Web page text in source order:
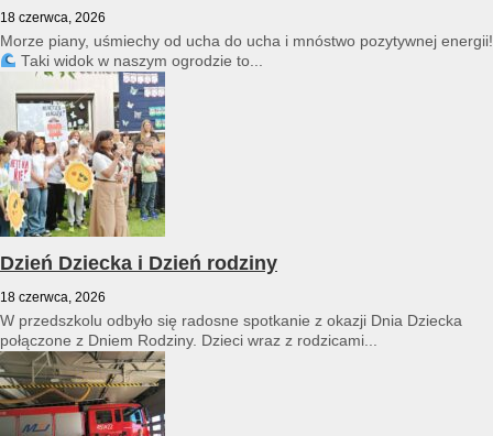
18 czerwca, 2026
Morze piany, uśmiechy od ucha do ucha i mnóstwo pozytywnej energii!
Taki widok w naszym ogrodzie to...
Dzień Dziecka i Dzień rodziny
18 czerwca, 2026
W przedszkolu odbyło się radosne spotkanie z okazji Dnia Dziecka
połączone z Dniem Rodziny. Dzieci wraz z rodzicami...